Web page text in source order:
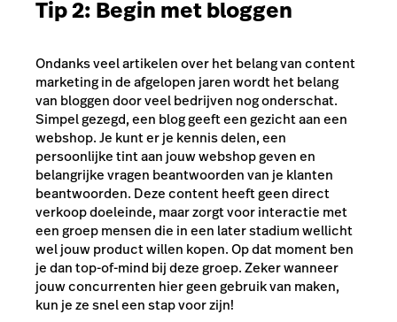
Tip 2: Begin met bloggen
Ondanks veel artikelen over het belang van content
marketing in de afgelopen jaren wordt het belang
van bloggen door veel bedrijven nog onderschat.
Simpel gezegd, een blog geeft een gezicht aan een
webshop. Je kunt er je kennis delen, een
persoonlijke tint aan jouw webshop geven en
belangrijke vragen beantwoorden van je klanten
beantwoorden. Deze content heeft geen direct
verkoop doeleinde, maar zorgt voor interactie met
een groep mensen die in een later stadium wellicht
wel jouw product willen kopen. Op dat moment ben
je dan top-of-mind bij deze groep. Zeker wanneer
jouw concurrenten hier geen gebruik van maken,
kun je ze snel een stap voor zijn!